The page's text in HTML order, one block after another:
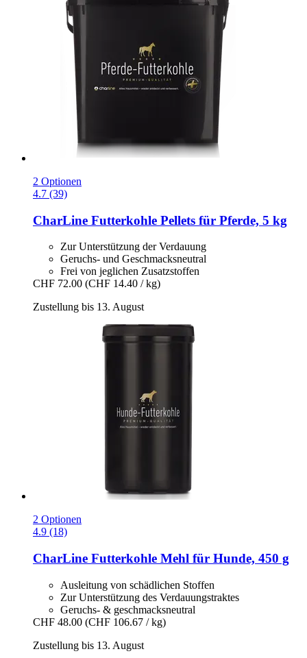
2 Optionen
4.7 (39)
CharLine Futterkohle Pellets für Pferde, 5 kg
Zur Unterstützung der Verdauung
Geruchs- und Geschmacksneutral
Frei von jeglichen Zusatzstoffen
CHF 72.00 (CHF 14.40 / kg)
Zustellung bis 13. August
2 Optionen
4.9 (18)
CharLine Futterkohle Mehl für Hunde, 450 g
Ausleitung von schädlichen Stoffen
Zur Unterstützung des Verdauungstraktes
Geruchs- & geschmacksneutral
CHF 48.00 (CHF 106.67 / kg)
Zustellung bis 13. August